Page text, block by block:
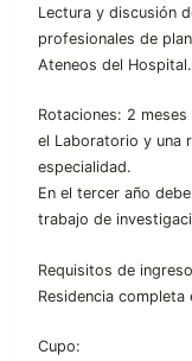
Lectura y discusión
profesionales de
Ateneos del Hospital.
Rotaciones: 2
el Laboratorio y una
especialidad.
En el tercer año
trabajo de
Requisitos de
Residencia completa
Cupo: